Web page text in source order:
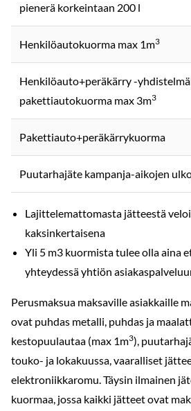
pienerä korkeintaan 200 l
Henkilöautokuorma max 1m3
Henkilöauto+peräkärry -
pakettiautokuorma max 3m3
Pakettiauto+peräkärrykuorma
Puutarhajäte kampanja-aikojen
Lajittelemattomasta jätteestä
kaksinkertaisena
Yli 5 m3 kuormista tulee olla aina
yhteydessä yhtiön
Perusmaksua maksaville asiakkaille
ovat puhdas metalli, puhdas ja
kestopuulautaa (max 1m3),
touko- ja lokakuussa, vaaralliset
elektroniikkaromu. Täysin ilmainen
kuormaa, jossa kaikki jätteet ovat